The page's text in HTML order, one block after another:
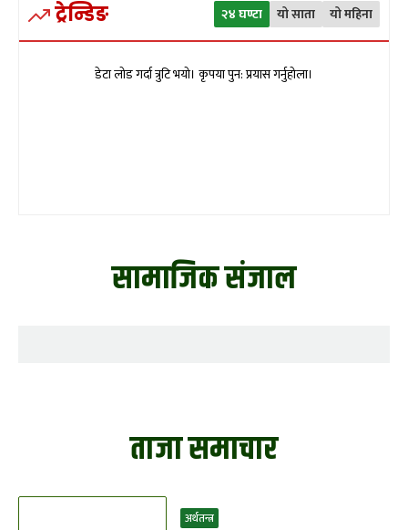
ट्रेन्डिङ २४ घण्टा यो साता यो महिना
डेटा लोड गर्दा त्रुटि भयो। कृपया पुन: प्रयास गर्नुहोला।
सामाजिक संजाल
ताजा समाचार
अर्थतन्त्र